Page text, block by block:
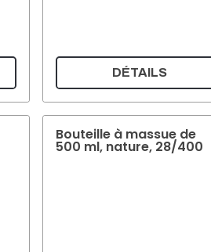
DÉTAILS
Bouteille à massue de
500 ml, nature, 28/400